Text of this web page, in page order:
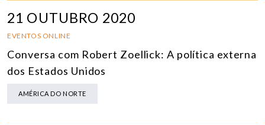
21 OUTUBRO 2020
EVENTOS ONLINE
Conversa com Robert Zoellick: A política externa
dos Estados Unidos
AMÉRICA DO NORTE